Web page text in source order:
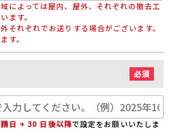
によっては屋内、屋外、それぞれの撤去工
ます。
それぞれでお送りする場合がございます。
す。
必須
日 + 30 日後以降で設定をお願いいたしま